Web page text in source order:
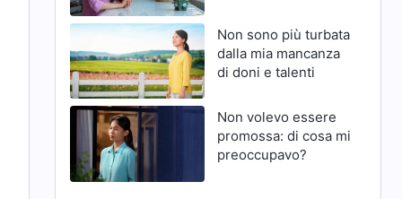
Non sono più turbata
dalla mia mancanza
di doni e talenti
Non volevo essere
promossa: di cosa mi
preoccupavo?